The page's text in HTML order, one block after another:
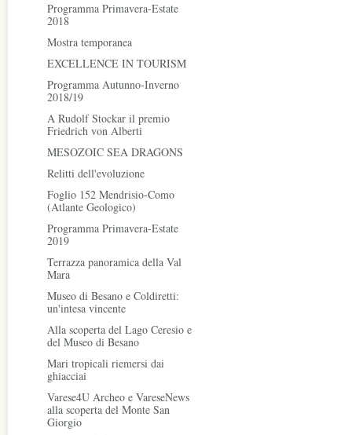
Programma Primavera-Estate
2018
Mostra temporanea
EXCELLENCE IN TOURISM
Programma Autunno-Inverno
2018/19
A Rudolf Stockar il premio
Friedrich von Alberti
MESOZOIC SEA DRAGONS
Relitti dell'evoluzione
Foglio 152 Mendrisio-Como
(Atlante Geologico)
Programma Primavera-Estate
2019
Terrazza panoramica della Val
Mara
Museo di Besano e Coldiretti:
un'intesa vincente
Alla scoperta del Lago Ceresio e
del Museo di Besano
Mari tropicali riemersi dai
ghiacciai
Varese4U Archeo e VareseNews
alla scoperta del Monte San
Giorgio